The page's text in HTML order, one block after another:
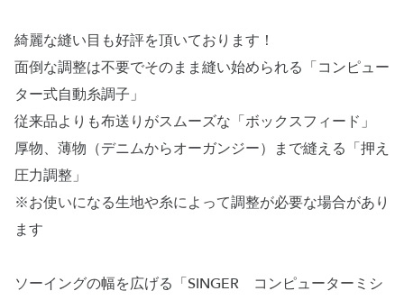
綺麗な縫い目も好評を頂いております！
面倒な調整は不要でそのまま縫い始められる「コンピュー
ター式自動糸調子」
従来品よりも布送りがスムーズな「ボックスフィード」
厚物、薄物（デニムからオーガンジー）まで縫える「押え
圧力調整」
※お使いになる生地や糸によって調整が必要な場合があり
ます
ソーイングの幅を広げる「SINGER コンピューターミシ